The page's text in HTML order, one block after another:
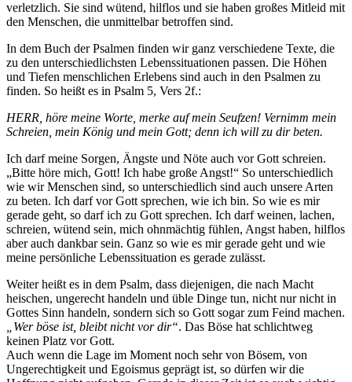
verletzlich. Sie sind wütend, hilflos und sie haben großes Mitleid mit
den Menschen, die unmittelbar betroffen sind.
In dem Buch der Psalmen finden wir ganz verschiedene Texte, die
zu den unterschiedlichsten Lebenssituationen passen. Die Höhen
und Tiefen menschlichen Erlebens sind auch in den Psalmen zu
finden. So heißt es in Psalm 5, Vers 2f.:
HERR, höre meine Worte, merke auf mein Seufzen! Vernimm mein
Schreien, mein König und mein Gott; denn ich will zu dir beten.
Ich darf meine Sorgen, Ängste und Nöte auch vor Gott schreien.
„Bitte höre mich, Gott! Ich habe große Angst!“ So unterschiedlich
wie wir Menschen sind, so unterschiedlich sind auch unsere Arten
zu beten. Ich darf vor Gott sprechen, wie ich bin. So wie es mir
gerade geht, so darf ich zu Gott sprechen. Ich darf weinen, lachen,
schreien, wütend sein, mich ohnmächtig fühlen, Angst haben, hilflos
aber auch dankbar sein. Ganz so wie es mir gerade geht und wie
meine persönliche Lebenssituation es gerade zulässt.
Weiter heißt es in dem Psalm, dass diejenigen, die nach Macht
heischen, ungerecht handeln und üble Dinge tun, nicht nur nicht in
Gottes Sinn handeln, sondern sich so Gott sogar zum Feind machen.
„Wer böse ist, bleibt nicht vor dir“. Das Böse hat schlichtweg
keinen Platz vor Gott.
Auch wenn die Lage im Moment noch sehr von Bösem, von
Ungerechtigkeit und Egoismus geprägt ist, so dürfen wir die